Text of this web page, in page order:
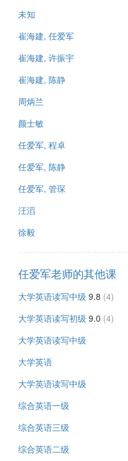
未知
崔海建, 任爱军
崔海建, 许振宇
崔海建, 陈静
周炳兰
颜士敏
任爱军, 程卓
任爱军, 陈静
任爱军, 管琛
汪滔
徐毅
任爱军老师的其他课
大学英语读写中级 9.8 (4)
大学英语读写初级 9.0 (4)
大学英语读写中级
大学英语
大学英语读写中级
综合英语一级
综合英语三级
综合英语二级